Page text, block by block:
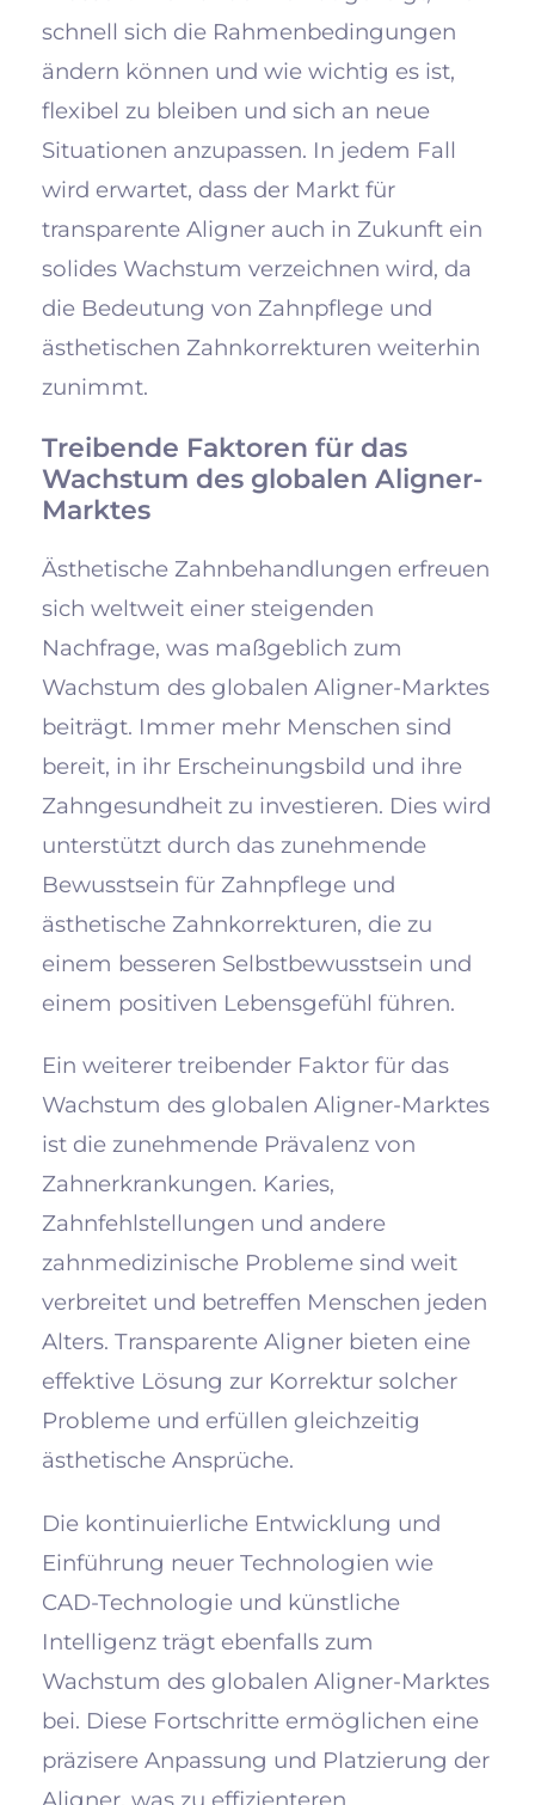
schnell sich die Rahmenbedingungen
ändern können und wie wichtig es ist,
flexibel zu bleiben und sich an neue
Situationen anzupassen. In jedem Fall
wird erwartet, dass der Markt für
transparente Aligner auch in Zukunft ein
solides Wachstum verzeichnen wird, da
die Bedeutung von Zahnpflege und
ästhetischen Zahnkorrekturen weiterhin
zunimmt.
Treibende Faktoren für das
Wachstum des globalen Aligner-
Marktes
Ästhetische Zahnbehandlungen erfreuen
sich weltweit einer steigenden
Nachfrage, was maßgeblich zum
Wachstum des globalen Aligner-Marktes
beiträgt. Immer mehr Menschen sind
bereit, in ihr Erscheinungsbild und ihre
Zahngesundheit zu investieren. Dies wird
unterstützt durch das zunehmende
Bewusstsein für Zahnpflege und
ästhetische Zahnkorrekturen, die zu
einem besseren Selbstbewusstsein und
einem positiven Lebensgefühl führen.
Ein weiterer treibender Faktor für das
Wachstum des globalen Aligner-Marktes
ist die zunehmende Prävalenz von
Zahnerkrankungen. Karies,
Zahnfehlstellungen und andere
zahnmedizinische Probleme sind weit
verbreitet und betreffen Menschen jeden
Alters. Transparente Aligner bieten eine
effektive Lösung zur Korrektur solcher
Probleme und erfüllen gleichzeitig
ästhetische Ansprüche.
Die kontinuierliche Entwicklung und
Einführung neuer Technologien wie
CAD-Technologie und künstliche
Intelligenz trägt ebenfalls zum
Wachstum des globalen Aligner-Marktes
bei. Diese Fortschritte ermöglichen eine
präzisere Anpassung und Platzierung der
Aligner, was zu effizienteren